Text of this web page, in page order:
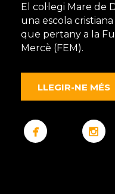
El col·legi Mare de
una escola
que pertany a la
Mercè (FEM).
LLEGIR-NE MÉS